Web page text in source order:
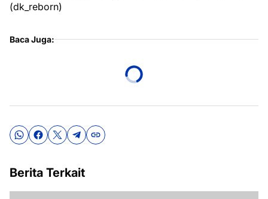
(dk_reborn)
Baca Juga:
Berita Terkait